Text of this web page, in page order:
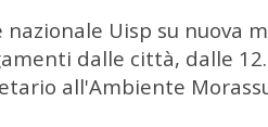
Uisp su nuova
dalle città, dalle 12.
all'Ambiente